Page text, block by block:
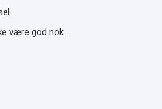
være god nok.